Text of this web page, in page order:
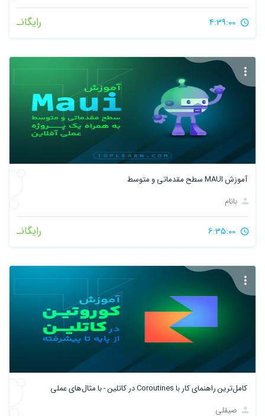
رایگانـ
آموزش MAUI سطح مقدماتی و متوسط
بانام
رایگانـ
کامل‌ترین راهنمای کار با Coroutines در کاتلین - با مثال‌های عملی
صیقلی